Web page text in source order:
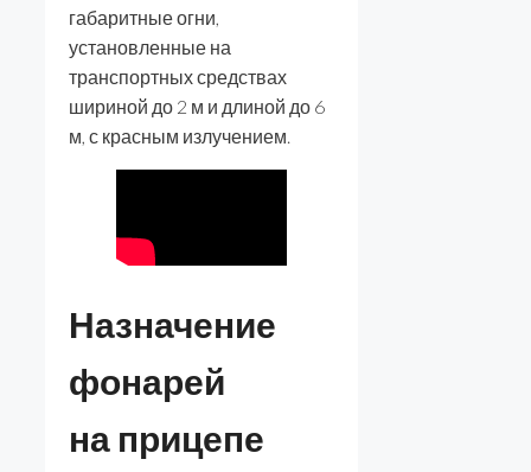
габаритные огни,
установленные на
транспортных средствах
шириной до 2 м и длиной до 6
м, с красным излучением.
Назначение
фонарей
на прицепе